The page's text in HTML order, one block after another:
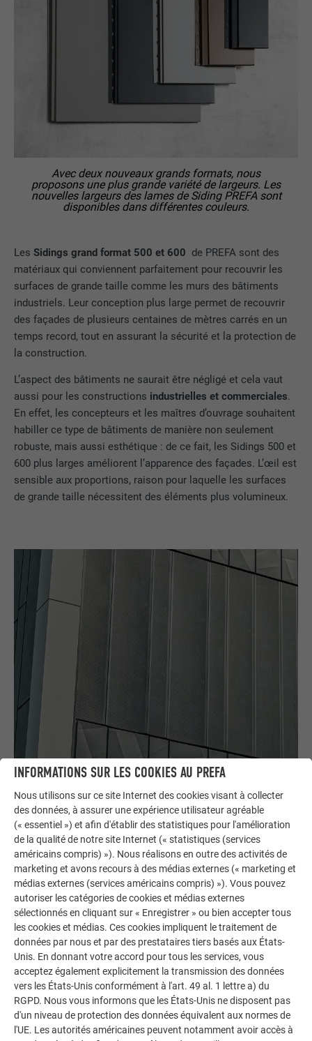
LesSidings grand format 500 et 600 de PREFA sont des
matériaux qui conviennent parfaitement pour recouvrir les
surfaces de grande taille comme les murs des bâtiments
industriels. Leur conception plus large permet de recouvrir
des façades de plusieurs centaines de mètres carrés en un
temps record, tout en assurant la sécurité et la protection de
la construction.
L’aspect des bâtiments ne saurait être négligé et cela vaut
aussi pour les constructions industrielles et commerciales.
En effet, les concepteurs et les maîtres d’ouvrage souhaitent
habiller ce type de bâtiments de manière non seulement
robuste, mais aussi esthétique : de ce fait, les Sidings 500 et
600 plus larges améliorent l’apparence des façades. L’œil est
sensible aux proportions, raison pour laquelle les surfaces
de grande taille nécessitent des éléments plus volumineux.
Avec deux nouveaux grands formats, nous
proposons une plus grande variété de largeurs. Les
nouvelles largeurs des lames de Siding PREFA sont
disponibles dans différentes couleurs.
SIDING PERFORÉ – DES OPTIONS DE DESIGN
POLYVALENTES
LesSidings perforés sont un élément de design polyvalent
dans le domaine des façades. Les applications sont
multiples : il peut s'agir d'encastrements techniques sur
toits plats, de brise-vue dans les escaliers et les parkings ou
de recouvrement d’ouvertures de fenêtres.
VERTICAUX
INFORMATIONS SUR LES COOKIES AU PREFA
Nous utilisons sur ce site Internet des cookies visant à collecter
des données, à assurer une expérience utilisateur agréable
(« essentiel ») et afin d'établir des statistiques pour l'amélioration
de la qualité de notre site Internet (« statistiques (services
américains compris) »). Nous réalisons en outre des activités de
marketing et avons recours à des médias externes (« marketing et
médias externes (services américains compris) »). Vous pouvez
autoriser les catégories de cookies et médias externes
sélectionnés en cliquant sur « Enregistrer » ou bien accepter tous
les cookies et médias. Ces cookies impliquent le traitement de
données par nous et par des prestataires tiers basés aux États-
Unis. En donnant votre accord pour tous les services, vous
acceptez également explicitement la transmission des données
vers les États-Unis conformément à l'art. 49 al. 1 lettre a) du
RGPD. Nous vous informons que les États-Unis ne disposent pas
d'un niveau de protection des données équivalent aux normes de
l'UE. Les autorités américaines peuvent notamment avoir accès à